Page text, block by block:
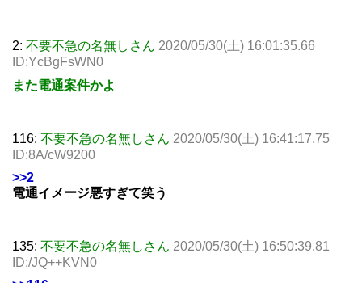
2: 不要不急の名無しさん 2020/05/30(土) 16:01:35.66
ID:YcBgFsWN0
また電通案件かよ
116: 不要不急の名無しさん 2020/05/30(土) 16:41:17.75
ID:8A/cW9200
>>2
電通イメージ悪すぎて笑う
135: 不要不急の名無しさん 2020/05/30(土) 16:50:39.81
ID:/JQ++KVN0